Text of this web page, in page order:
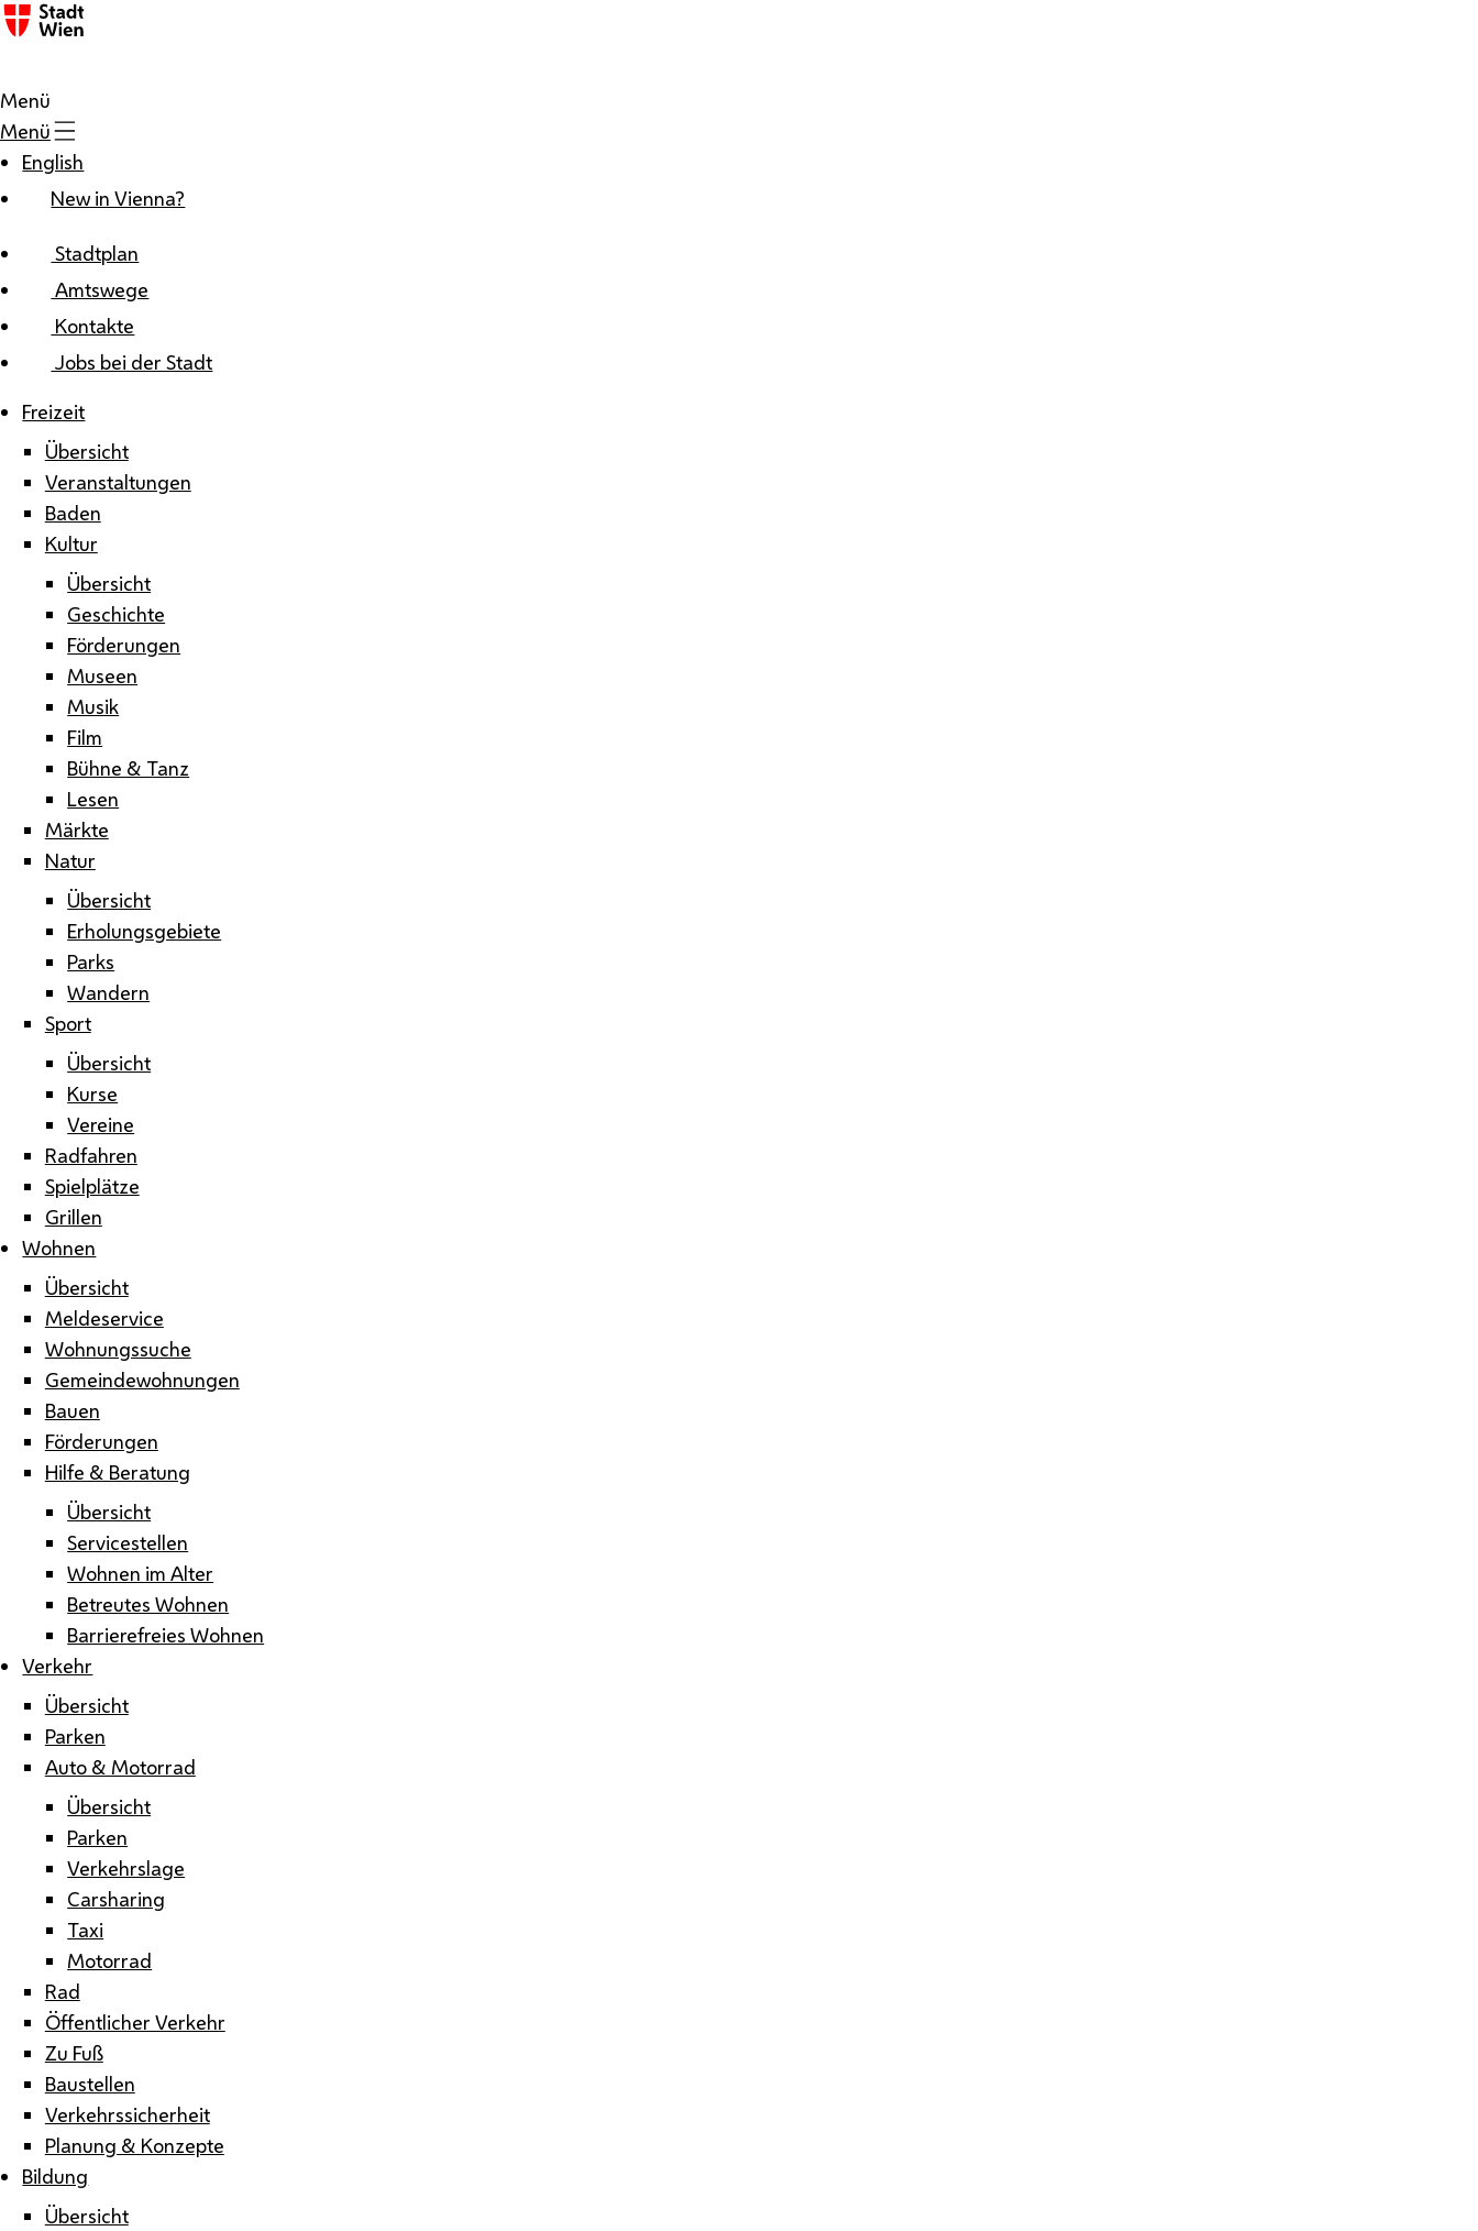
Zum Inhalt
Menü
Menü
English
New in Vienna?
Stadtplan
Amtswege
Kontakte
Jobs bei der Stadt
Freizeit
Übersicht
Veranstaltungen
Baden
Kultur
Übersicht
Geschichte
Förderungen
Museen
Musik
Film
Bühne & Tanz
Lesen
Märkte
Natur
Übersicht
Erholungsgebiete
Parks
Wandern
Sport
Übersicht
Kurse
Vereine
Radfahren
Spielplätze
Grillen
Wohnen
Übersicht
Meldeservice
Wohnungssuche
Gemeindewohnungen
Bauen
Förderungen
Hilfe & Beratung
Übersicht
Servicestellen
Wohnen im Alter
Betreutes Wohnen
Barrierefreies Wohnen
Verkehr
Übersicht
Parken
Auto & Motorrad
Übersicht
Parken
Verkehrslage
Carsharing
Taxi
Motorrad
Rad
Öffentlicher Verkehr
Zu Fuß
Baustellen
Verkehrssicherheit
Planung & Konzepte
Bildung
Übersicht